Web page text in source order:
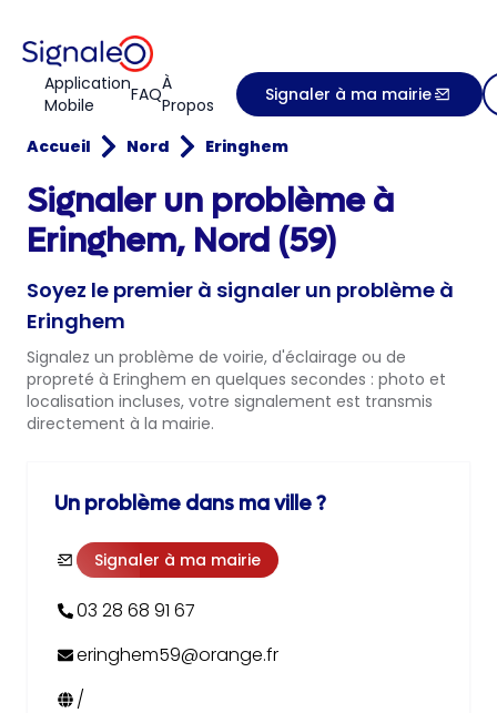
Application
Mobile
FAQÀ
Propos
Signaler à ma mairie
Accueil Nord Eringhem
Signaler un problème à
Eringhem, Nord (59)
Soyez le premier à signaler un problème à
Eringhem
Signalez un problème de voirie, d'éclairage ou de
propreté à Eringhem en quelques secondes : photo et
localisation incluses, votre signalement est transmis
directement à la mairie.
Un problème dans ma ville ?
Signaler à ma mairie
03 28 68 91 67
eringhem59@orange.fr
/